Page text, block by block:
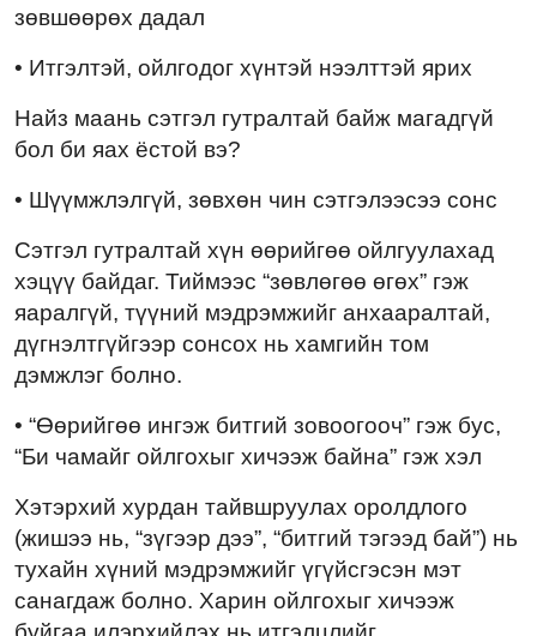
зөвшөөрөх дадал
• Итгэлтэй, ойлгодог хүнтэй нээлттэй ярих
Найз маань сэтгэл гутралтай байж магадгүй
бол би яах ёстой вэ?
• Шүүмжлэлгүй, зөвхөн чин сэтгэлээсээ сонс
Сэтгэл гутралтай хүн өөрийгөө ойлгуулахад
хэцүү байдаг. Тиймээс “зөвлөгөө өгөх” гэж
яаралгүй, түүний мэдрэмжийг анхааралтай,
дүгнэлтгүйгээр сонсох нь хамгийн том
дэмжлэг болно.
• “Өөрийгөө ингэж битгий зовоогооч” гэж бус,
“Би чамайг ойлгохыг хичээж байна” гэж хэл
Хэтэрхий хурдан тайвшруулах оролдлого
(жишээ нь, “зүгээр дээ”, “битгий тэгээд бай”) нь
тухайн хүний мэдрэмжийг үгүйсгэсэн мэт
санагдаж болно. Харин ойлгохыг хичээж